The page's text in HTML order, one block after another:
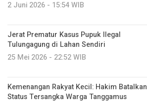
2 Juni 2026 - 15:54 WIB
Jerat Prematur Kasus Pupuk Ilegal
Tulungagung di Lahan Sendiri
25 Mei 2026 - 22:52 WIB
Kemenangan Rakyat Kecil: Hakim Batalkan
Status Tersangka Warga Tanggamus